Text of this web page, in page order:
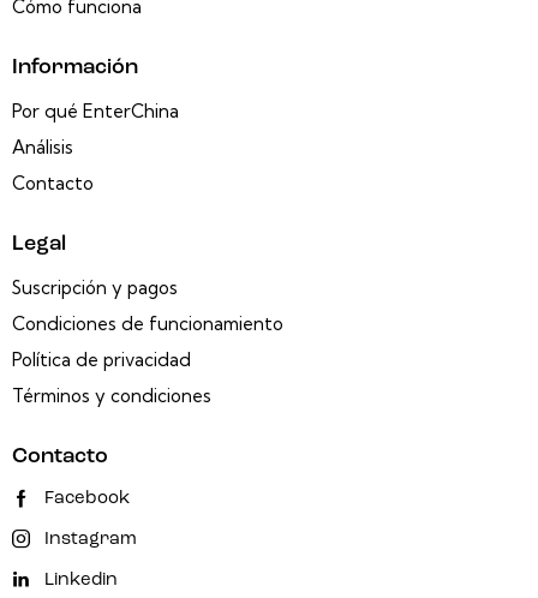
Cómo funciona
Información
Por qué EnterChina
Análisis
Contacto
Legal
Suscripción y pagos
Condiciones de funcionamiento
Política de privacidad
Términos y condiciones
Contacto
Facebook
Instagram
Linkedin